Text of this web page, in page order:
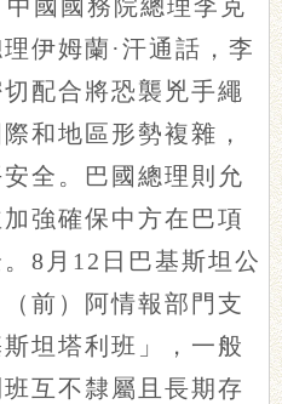
國國務院總理李克
伊姆蘭·汗通話，李
配合將恐襲兇手繩
和地區形勢複雜，
全。巴國總理則允
強確保中方在巴項
8月12日巴基斯坦公
前）阿情報部門支
坦塔利班」，一般
互不隸屬且長期存